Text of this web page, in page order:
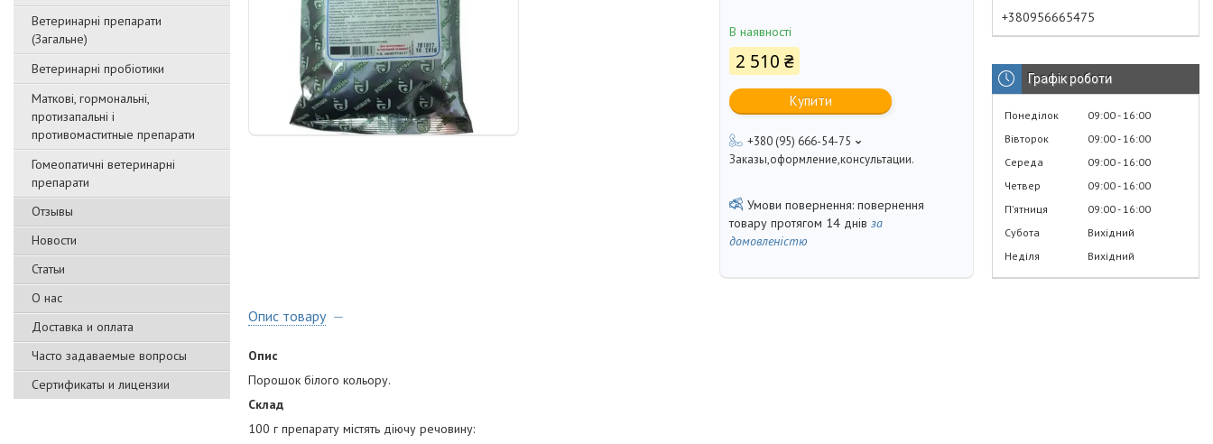
Ветеринарні препарати
(Загальне)
Ветеринарні пробіотики
Маткові, гормональні,
протизапальні і
противомаститные препарати
Гомеопатичні ветеринарні
препарати
Отзывы
Новости
Статьи
О нас
Доставка и оплата
Часто задаваемые вопросы
Сертификаты и лицензии
В наявності
2 510 ₴
Купити
+380 (95) 666-54-75
Заказы,оформление,консультации.
повернення
товару протягом 14 днів за
домовленістю
Опис товару
Опис
Порошок білого кольору.
Склад
100 г препарату містять діючу речовину:
+380956665475
Графік роботи
Понеділок 09:00 16:00
Вівторок
09:00 16:00
Середа
09:00 16:00
Четвер
09:00 16:00
Пʼятниця
09:00 16:00
Субота
Вихідний
Неділя
Вихідний